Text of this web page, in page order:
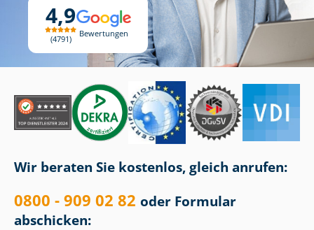
4,9
4791
Bewertungen
Wir beraten Sie kostenlos, gleich anrufen:
0800 - 909 02 82 oder Formular
abschicken: